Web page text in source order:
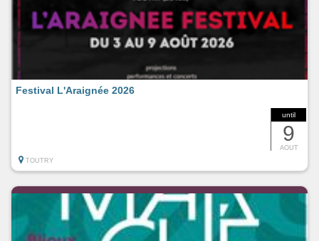
until
9
AOUT
Festival L'Araignée 2026
TOUTRY